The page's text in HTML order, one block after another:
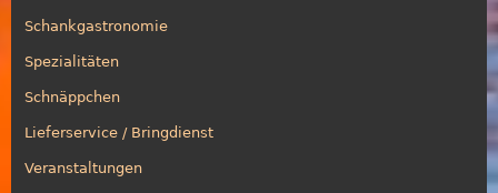
Schankgastronomie
Spezialitäten
Schnäppchen
Lieferservice / Bringdienst
Veranstaltungen